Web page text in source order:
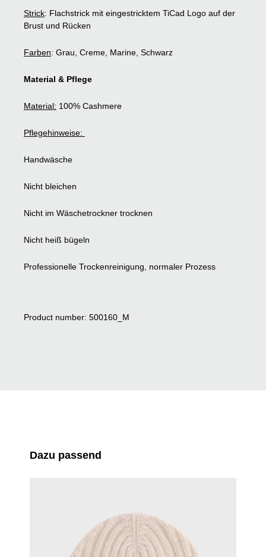
Strick: Flachstrick mit eingestricktem TiCad Logo auf der
Brust und Rücken
Farben: Grau, Creme, Marine, Schwarz
Material & Pflege
Material: 100% Cashmere
Pflegehinweise:
Handwäsche
Nicht bleichen
Nicht im Wäschetrockner trocknen
Nicht heiß bügeln
Professionelle Trockenreinigung, normaler Prozess
Product number: 500160_M
Skip product gallery
Dazu passend